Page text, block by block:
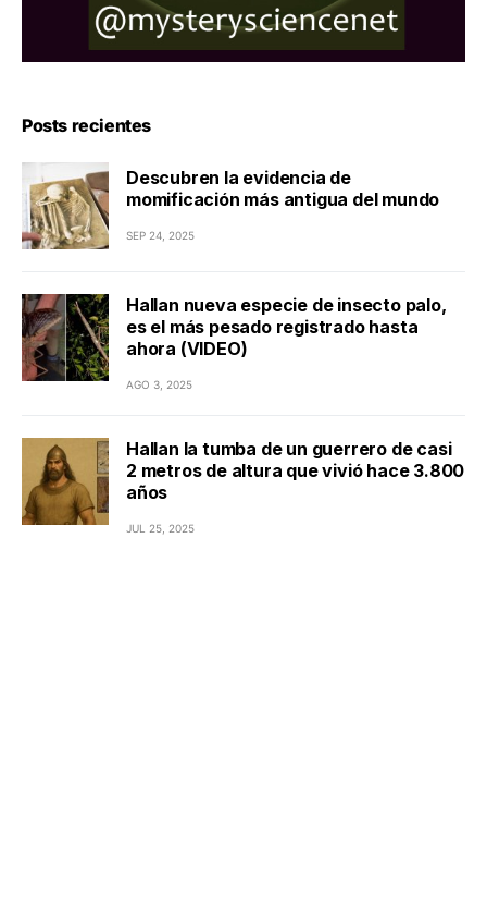
Posts recientes
Descubren la evidencia de
momificación más antigua del mundo
SEP 24, 2025
Hallan nueva especie de insecto palo,
es el más pesado registrado hasta
ahora (VIDEO)
AGO 3, 2025
Hallan la tumba de un guerrero de casi
2 metros de altura que vivió hace 3.800
años
JUL 25, 2025